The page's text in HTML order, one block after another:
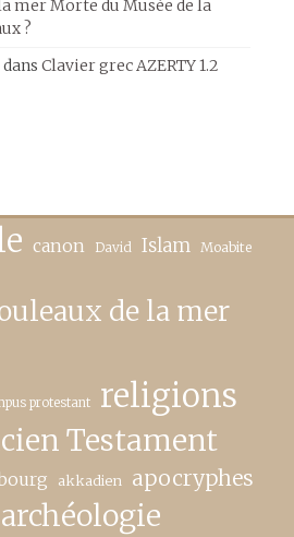
mer Morte du Musée de la
?
dans Clavier grec AZERTY 1.2
canon David Islam Moabite
de la mer
protestant religions
Testament
akkadien apocryphes
archéologie